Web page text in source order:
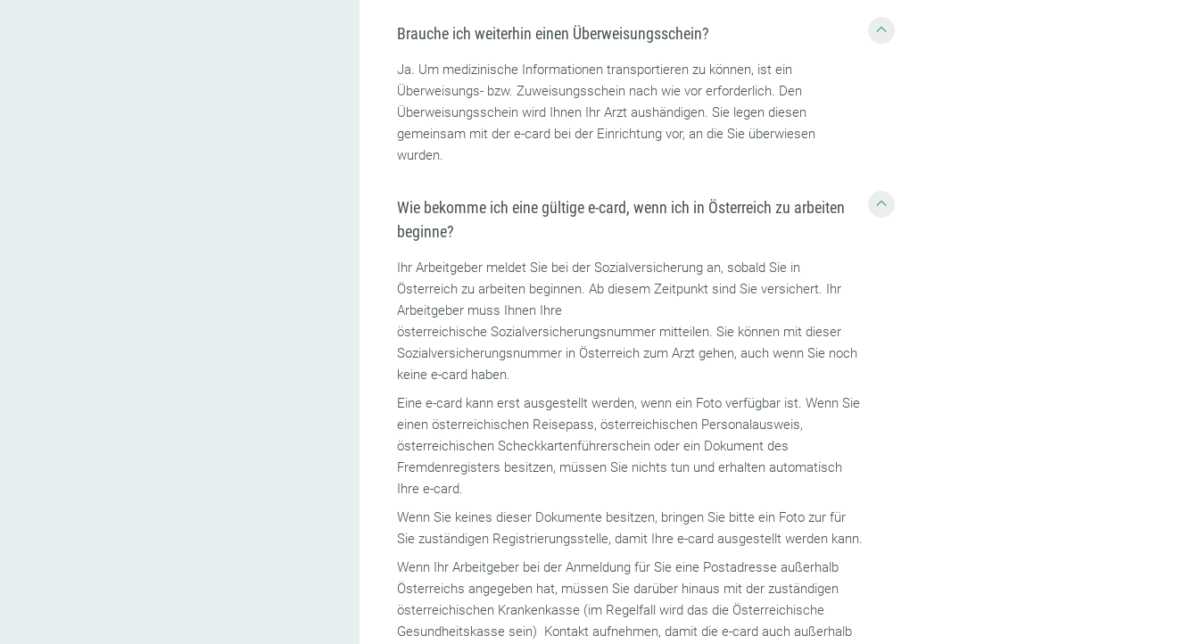
Brauche ich weiterhin einen Überweisungsschein?
Ja. Um medizinische Informationen transportieren zu können, ist ein
Überweisungs- bzw. Zuweisungsschein nach wie vor erforderlich. Den
Überweisungsschein wird Ihnen Ihr Arzt aushändigen. Sie legen diesen
gemeinsam mit der e-card bei der Einrichtung vor, an die Sie überwiesen
wurden.
Wie bekomme ich eine gültige e-card, wenn ich in Österreich zu arbeiten
beginne?
Ihr Arbeitgeber meldet Sie bei der Sozialversicherung an, sobald Sie in
Österreich zu arbeiten beginnen. Ab diesem Zeitpunkt sind Sie versichert. Ihr
Arbeitgeber muss Ihnen Ihre
österreichische Sozialversicherungsnummer mitteilen. Sie können mit dieser
Sozialversicherungsnummer in Österreich zum Arzt gehen, auch wenn Sie noch
keine e-card haben.
Eine e-card kann erst ausgestellt werden, wenn ein Foto verfügbar ist. Wenn Sie
einen österreichischen Reisepass, österreichischen Personalausweis,
österreichischen Scheckkartenführerschein oder ein Dokument des
Fremdenregisters besitzen, müssen Sie nichts tun und erhalten automatisch
Ihre e-card.
Wenn Sie keines dieser Dokumente besitzen, bringen Sie bitte ein Foto zur für
Sie zuständigen Registrierungsstelle, damit Ihre e-card ausgestellt werden kann.
Wenn Ihr Arbeitgeber bei der Anmeldung für Sie eine Postadresse außerhalb
Österreichs angegeben hat, müssen Sie darüber hinaus mit der zuständigen
österreichischen Krankenkasse (im Regelfall wird das die Österreichische
Gesundheitskasse sein) Kontakt aufnehmen, damit die e-card auch außerhalb